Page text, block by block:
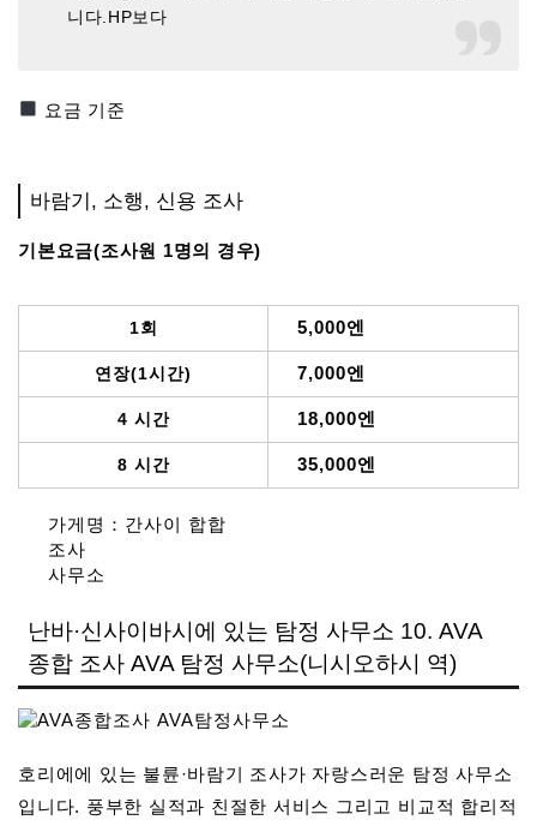
니다.HP보다
요금 기준
바람기, 소행, 신용 조사
기본요금(조사원 1명의 경우)
1회 5,000엔
연장(1시간) 7,000엔
4 시간 18,000엔
8 시간 35,000엔
가게명：간사이 합합
조사
사무소
난바·신사이바시에 있는 탐정 사무소 10. AVA
종합 조사 AVA 탐정 사무소(니시오하시 역)
호리에에 있는 불륜·바람기 조사가 자랑스러운 탐정 사무소
입니다. 풍부한 실적과 친절한 서비스 그리고 비교적 합리적